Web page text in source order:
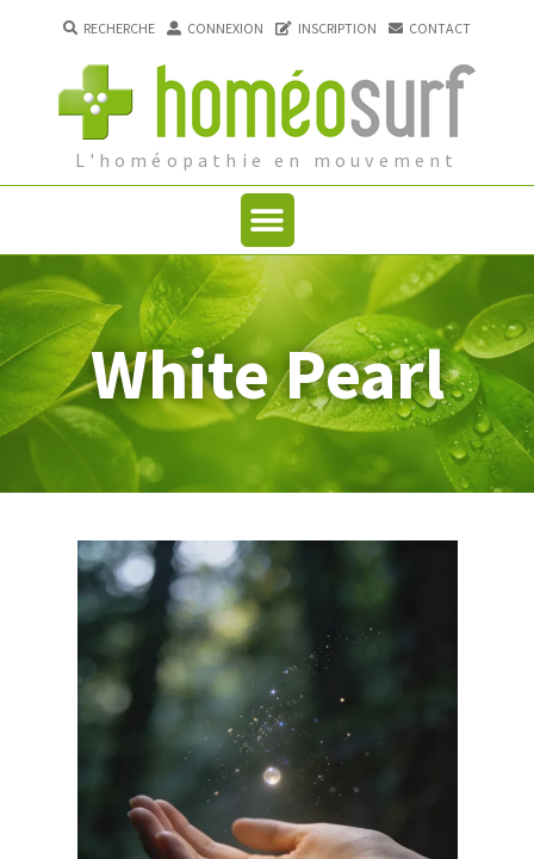
L'homéopathie en mouvement
RECHERCHE CONNEXION INSCRIPTION CONTACT
White Pearl